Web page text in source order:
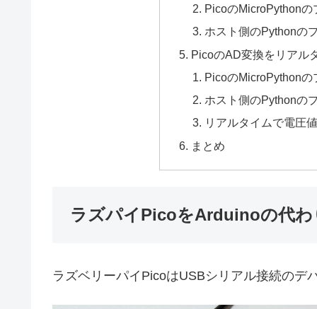
PicoのMicroPythonの
ホスト側のPythonの
PicoのAD変換をリアル
PicoのMicroPython
ホスト側のPythonの
リアルタイムで電圧
まとめ
ラズパイPicoをArduinoの代
ラズベリーパイPicoはUSBシリアル接続のデ